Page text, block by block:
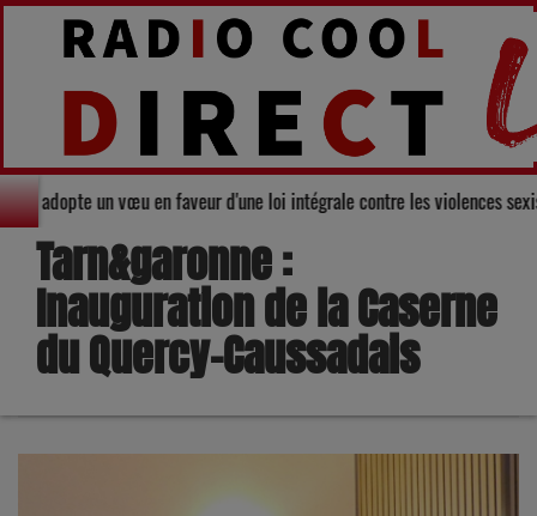
départemental du Gers adopte un vœu en faveur d'une loi intégrale
Tarn&garonne :
Inauguration de la Caserne
du Quercy-Caussadais